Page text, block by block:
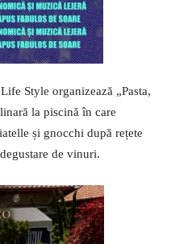
Style organizează „Pasta,
la piscină în care
și gnocchi după rețete
de vinuri.